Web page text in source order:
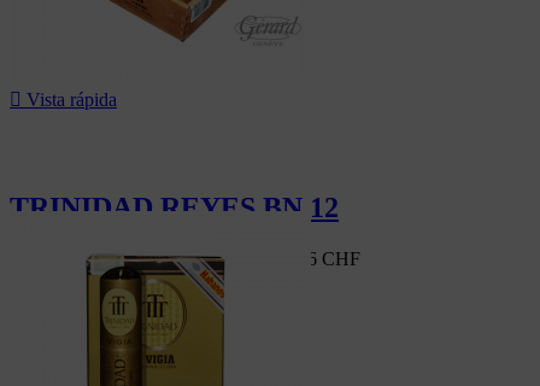
 Vista rápida
TRINIDAD REYES BN 12
Mercado suizo412,80 CHF 392,16 CHF